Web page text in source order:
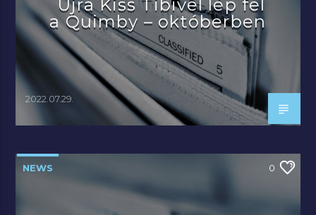
Újra Kiss Tibivel lép fel
a Quimby – októberben
2022.07.29.
NEWS 0